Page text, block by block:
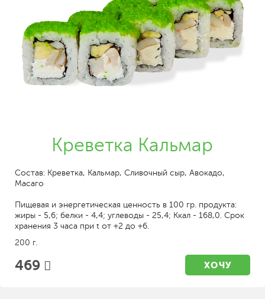
Креветка Кальмар
Состав: Креветка, Кальмар, Сливочный сыр, Авокадо,
Масаго
Пищевая и энергетическая ценность в 100 гр. продукта:
жиры - 5,6; белки - 4,4; углеводы - 25,4; Ккал - 168,0. Срок
хранения 3 часа при t от +2 до +6.
200 г.
469 ХОЧУ